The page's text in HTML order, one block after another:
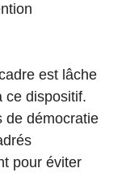
est lâche
ce dispositif.
de démocratie
pour éviter